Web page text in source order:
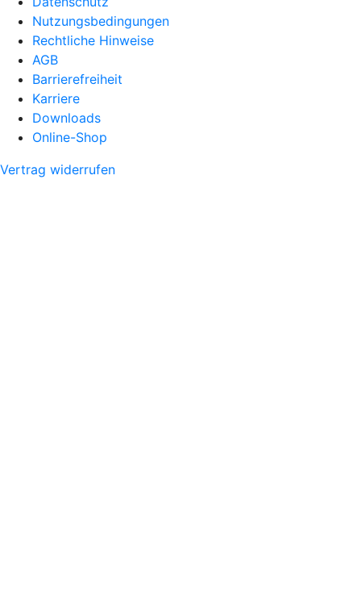
Nutzungsbedingungen
Rechtliche Hinweise
AGB
Barrierefreiheit
Karriere
Downloads
Online-Shop
Vertrag widerrufen